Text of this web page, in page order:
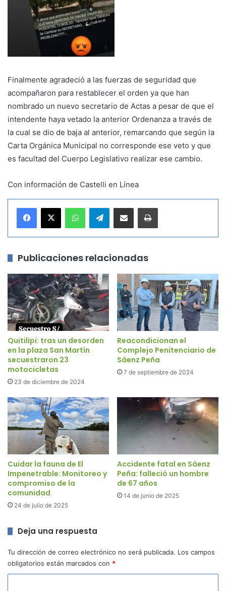
Finalmente agradeció a las fuerzas de seguridad que
acompañaron para restablecer el orden ya que han
nombrado un nuevo secretario de Actas a pesar de que el
intendente haya vetado la anterior Ordenanza a través de
la cual se dio de baja al anterior, remarcando que según la
Carta Orgánica Municipal no corresponde ese veto y que
es facultad del Cuerpo Legislativo realizar ese cambio.
Con información de Castelli en Línea
Telegram
Publicaciones relacionadas
Quitilipi: tras un desorden
en la plaza San Martín
secuestraron 23
motocicletas
23 de diciembre de 2024
Reacondicionan el
Complejo Penitenciario de
Sáenz Peña
7 de septiembre de 2024
Cuidar la fauna de El
Impenetrable: Monitoreo y
compromiso de la
comunidad
24 de julio de 2025
Accidente fatal en Sáenz
Peña: falleció un hombre
de 67 años
14 de junio de 2025
Deja una respuesta
Tu dirección de correo electrónico no será publicada. Los campos
obligatorios están marcados con *